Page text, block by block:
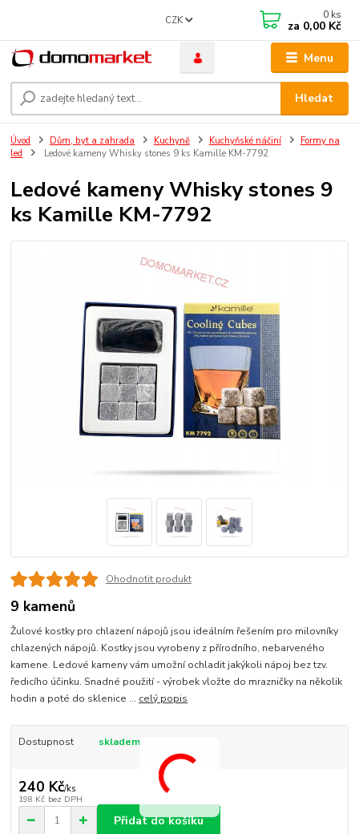
Menu
CZK
Hledat
0 ks
za 0,00 Kč
Úvod Dům, byt a zahrada Kuchyně Kuchyňské náčiní
Formy na
led
Ledové kameny Whisky stones 9 ks Kamille KM-7792
Ledové kameny Whisky stones 9
ks Kamille KM-7792
Ohodnotit produkt
9 kamenů
Žulové kostky pro chlazení nápojů jsou ideálním řešením pro milovníky
chlazených nápojů. Kostky jsou vyrobeny z přírodního, nebarveného
kamene. Ledové kameny vám umožní ochladit jakýkoli nápoj bez tzv.
ředicího účinku. Snadné použití - výrobek vložte do mrazničky na několik
hodin a poté do sklenice ... celý popis
Dostupnost skladem
240 Kč/ks
198 Kč bez DPH
Přidat do košíku